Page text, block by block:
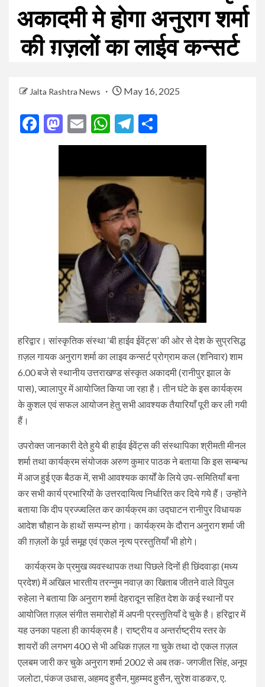
अकादमी मे होगा अनुराग शर्मा
की ग़ज़लों‌ का लाईव कन्सर्ट
Jalta Rashtra News May 16, 2025
Facebook
Mastodon
EmailWhatsApp
Telegram
हरिद्वार। सांस्कृतिक संस्था ‘बी हाईव ईवेंट्स’ की ओर से देश के सुप्रसिद्ध
ग़ज़ल गायक अनुराग शर्मा का लाइव कन्सर्ट प्रोग्राम कल (शनिवार) शाम
6.00 बजे से स्थानीय उत्तराखण्ड संस्कृत अकादमी (रानीपुर झाल के
पास), ज्वालापुर में आयोजित किया जा रहा है। तीन घंटे के इस कार्यक्रम
के कुशल एवं सफल आयोजन हेतु सभी आवश्यक तैयारियाँ पूरी कर ली गयी
हैं।‌
उपरोक्त जानकारी देते हुये बी हाईव ईवेंट्स की संस्थापिका श्रीमती मीनल
शर्मा तथा कार्यक्रम संयोजक अरुण कुमार पाठक ने बताया कि इस सम्बन्ध
में आज हुई एक बैठक में, सभी आवश्यक कार्यों के लिये उप-समितियाँ बना
कर सभी कार्य प्रभारियों के उत्तरदायित्व निर्धारित कर दिये गये हैं।‌ उन्होंने
बताया कि दीप प्रज्ज्वलित कर कार्यक्रम का उद्घाटन रानीपुर विधायक
आदेश चौहान के हाथों सम्पन्न होगा। कार्यक्रम के दौरान अनुराग शर्मा जी
की ग़ज़लों के पूर्व समूह एवं एकल नृत्य प्रस्तुतियाँ भी होगे।
‌‌‌‌ कार्यक्रम के प्रमुख व्यवस्थापक तथा पिछले दिनों ही छिंदवाड़ा (मध्य
प्रदेश) में अखिल भारतीय तरन्नुम नवाज़ का खिताब जीतने वाले विपुल
रुहेला ने बताया कि अनुराग शर्मा देहरादून सहित देश के कई स्थानों पर
आयोजित ग़ज़ल संगीत समारोहों‌ में अपनी प्रस्तुतियाँ दे चुके है। हरिद्वार में
यह उनका पहला ही कार्यक्रम है।‌ राष्ट्रीय व अन्तर्राष्ट्रीय स्तर के
शायरों की लगभग 400 से भी अधिक ग़ज़ल गा चुके तथा दो एकल ग़ज़ल
एलबम‌ जारी कर चुके अनुराग शर्मा 2002 से अब तक- जगजीत सिंह, अनूप
जलोटा, पंकज उधास, अहमद हुसैन, मुहम्मद हुसैन, सुरेश वाडकर, ए.